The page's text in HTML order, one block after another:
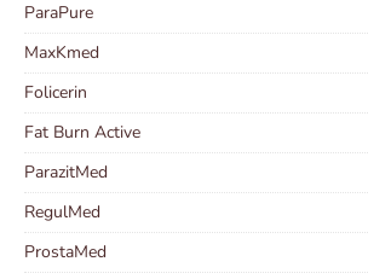
ParaPure
MaxKmed
Folicerin
Fat Burn Active
ParazitMed
RegulMed
ProstaMed